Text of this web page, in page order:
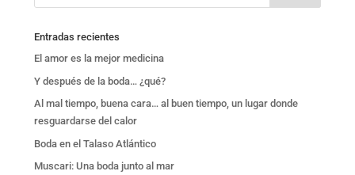
Entradas recientes
El amor es la mejor medicina
Y después de la boda… ¿qué?
Al mal tiempo, buena cara… al buen tiempo, un lugar donde
resguardarse del calor
Boda en el Talaso Atlántico
Muscari: Una boda junto al mar